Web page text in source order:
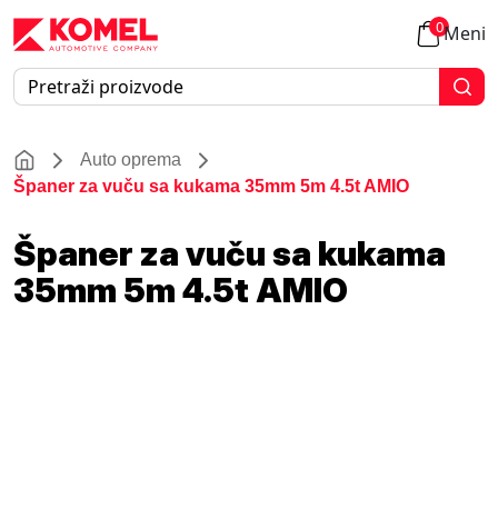
0Meni
Auto oprema
Španer za vuču sa kukama 35mm 5m 4.5t AMIO
Španer za vuču sa kukama
35mm 5m 4.5t AMIO